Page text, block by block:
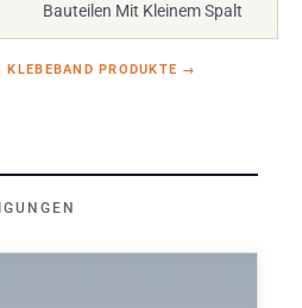
Bauteilen Mit Kleinem Spalt
PRODUKTE →